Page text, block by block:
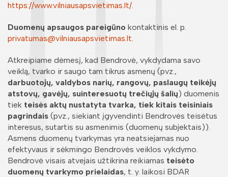
https://www.vilniausapsvietimas.lt/.
Duomenų apsaugos pareigūno kontaktinis el. p.
privatumas@vilniausapsvietimas.lt.
Atkreipiame dėmesį, kad Bendrovė, vykdydama savo
veiklą, tvarko ir saugo tam tikrus asmenų (pvz.,
darbuotojų, valdybos narių, rangovų, paslaugų teikėjų
atstovų, gavėjų, suinteresuotų trečiųjų šalių) duomenis
tiek teisės aktų nustatyta tvarka, tiek kitais teisiniais
pagrindais (pvz., siekiant įgyvendinti Bendrovės teisėtus
interesus, sutartis su asmenimis (duomenų subjektais)).
Asmens duomenų tvarkymas yra neatsiejamas nuo
efektyvaus ir sėkmingo Bendrovės veiklos vykdymo.
Bendrovė visais atvejais užtikrina reikiamas teisėto
duomenų tvarkymo prielaidas, t. y. laikosi BDAR